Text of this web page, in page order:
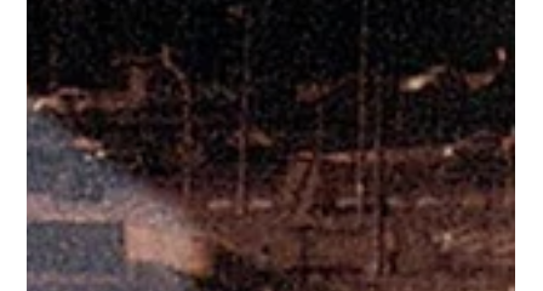
Desde a última quinta-feira (23), o filme "Vingadores: Guerra
Infinita" está em cartaz no Circuito SPCine com entrada
gratuita. Das 20...